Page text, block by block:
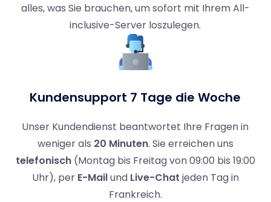
alles, was Sie brauchen, um sofort mit Ihrem All-
inclusive-Server loszulegen.
Kundensupport 7 Tage die Woche
Unser Kundendienst beantwortet Ihre Fragen in
weniger als 20 Minuten. Sie erreichen uns
telefonisch(Montag bis Freitag von 09:00 bis 19:00
Uhr), per E-Mailund Live-Chat jeden Tag in
Frankreich.